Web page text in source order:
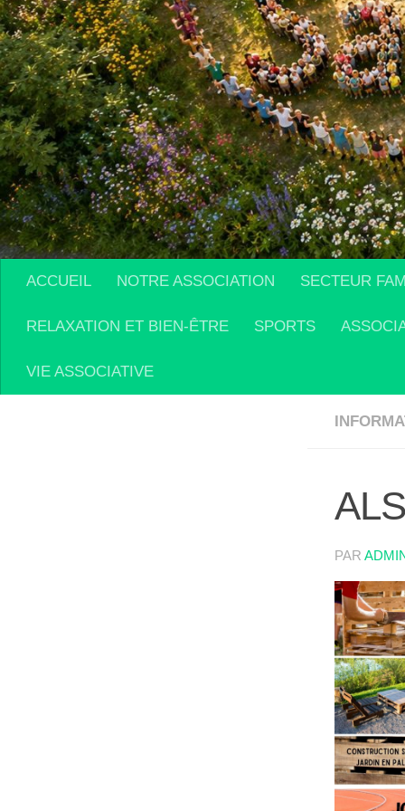
ACCUEIL NOTRE ASSOCIATION SECTEUR
RELAXATION ET BIEN-ÊTRE SPORTS
VIE ASSOCIATIVE
PAR